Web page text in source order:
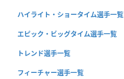
ハイライト・ショータイム選手一覧
エピック・ビッグタイム選手一覧
トレンド選手一覧
フィーチャー選手一覧